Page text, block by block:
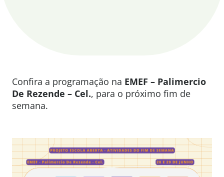
Confira a programação na EMEF – Palimercio
De Rezende – Cel., para o próximo fim de
semana.